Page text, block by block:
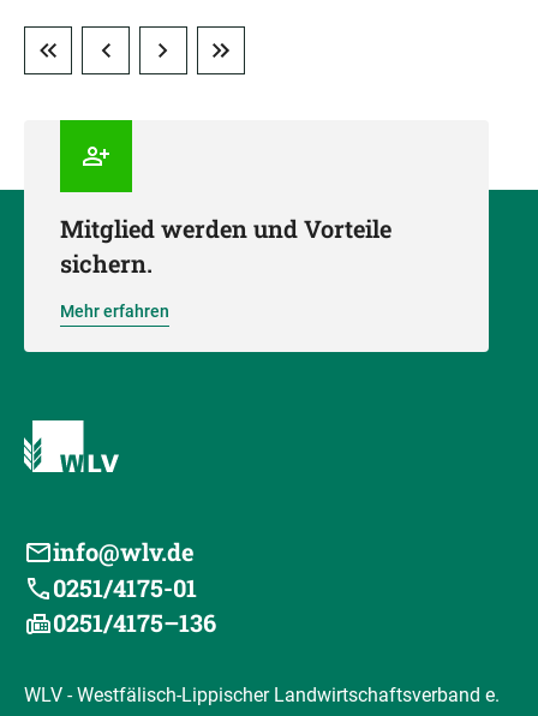
Mitglied werden und Vorteile
sichern.
Mehr erfahren
info@wlv.de
0251/4175-01
0251/4175–136
WLV - Westfälisch-Lippischer Landwirtschaftsverband e.